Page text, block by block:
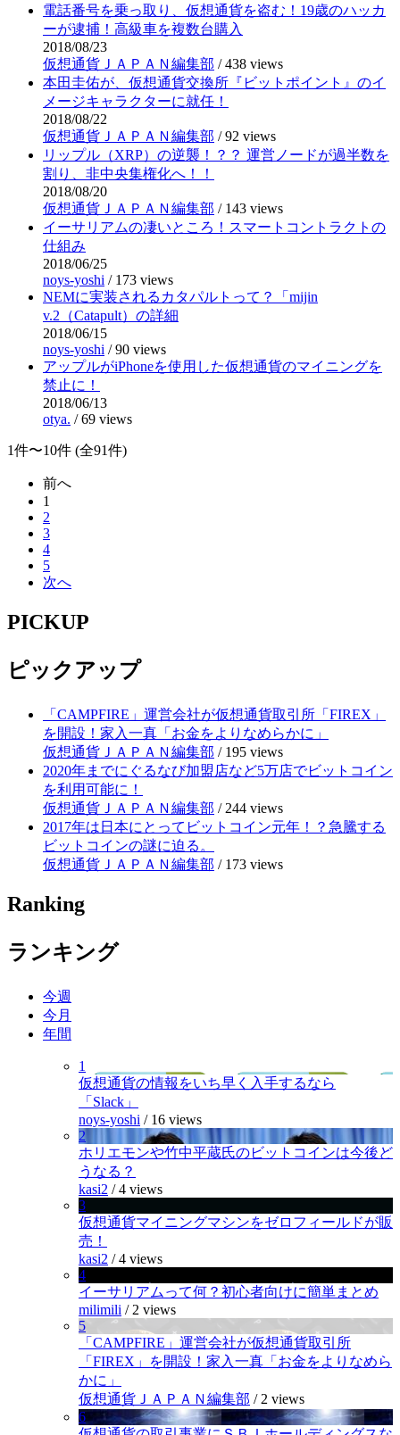
電話番号を乗っ取り、仮想通貨を盗む！19歳のハッカ
ーが逮捕！高級車を複数台購入
2018/08/23
仮想通貨ＪＡＰＡＮ編集部 /438 views
本田圭佑が、仮想通貨交換所『ビットポイント』のイ
メージキャラクターに就任！
2018/08/22
仮想通貨ＪＡＰＡＮ編集部 /92 views
リップル（XRP）の逆襲！？？ 運営ノードが過半数を
割り、非中央集権化へ！！
2018/08/20
仮想通貨ＪＡＰＡＮ編集部 / 143 views
イーサリアムの凄いところ！スマートコントラクトの
仕組み
2018/06/25
noys-yoshi / 173 views
NEMに実装されるカタパルトって？「mijin
v.2（Catapult）の詳細
2018/06/15
noys-yoshi /90 views
アップルがiPhoneを使用した仮想通貨のマイニングを
禁止に！
2018/06/13
otya. /69 views
1件〜10件 (全91件)
前へ
1
2
3
4
5
次へ
PICKUP
ピックアップ
「CAMPFIRE」運営会社が仮想通貨取引所「FIREX」
を開設！家入一真「お金をよりなめらかに」
仮想通貨ＪＡＰＡＮ編集部 / 195 views
2020年までにぐるなび加盟店など5万店でビットコイン
を利用可能に！
仮想通貨ＪＡＰＡＮ編集部 / 244 views
2017年は日本にとってビットコイン元年！？急騰する
ビットコインの謎に迫る。
仮想通貨ＪＡＰＡＮ編集部 / 173 views
Ranking
ランキング
今週
今月
年間
1
仮想通貨の情報をいち早く入手するなら
「Slack」
noys-yoshi / 16 views
2
ホリエモンや竹中平蔵氏のビットコインは今後ど
うなる？
kasi2 /4 views
3
仮想通貨マイニングマシンをゼロフィールドが販
売！
kasi2 /4 views
4
イーサリアムって何？初心者向けに簡単まとめ
milimili / 2 views
5
「CAMPFIRE」運営会社が仮想通貨取引所
「FIREX」を開設！家入一真「お金をよりなめら
かに」
仮想通貨ＪＡＰＡＮ編集部 / 2 views
6